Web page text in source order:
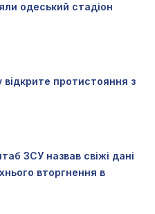
одеський стадіон
протистояння з
ЗСУ назвав свіжі дані
вторгнення в